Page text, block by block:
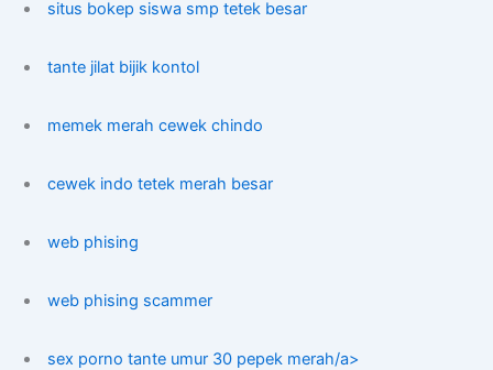
situs bokep siswa smp tetek besar
tante jilat bijik kontol
memek merah cewek chindo
cewek indo tetek merah besar
web phising
web phising scammer
sex porno tante umur 30 pepek merah/a>